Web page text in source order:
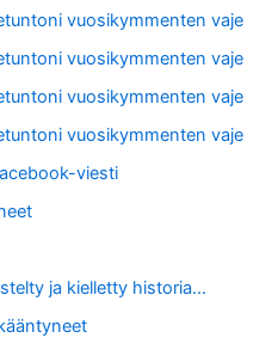
vuosikymmenten vaje
vuosikymmenten vaje
vuosikymmenten vaje
vuosikymmenten vaje
viesti
ja kielletty historia…